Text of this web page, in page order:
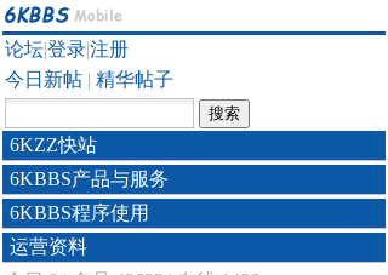
论坛|登录|注册
今日新帖 | 精华帖子
6KZZ快站
6KBBS产品与服务
6KBBS程序使用
运营资料